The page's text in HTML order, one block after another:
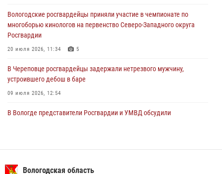
29 июля 2026, 09:08
Вологодские росгвардейцы приняли участие в чемпионате по
многоборью кинологов на первенство Северо-Западного округа
Росгвардии
20 июля 2026, 11:34 5
В Череповце росгвардейцы задержали нетрезвого мужчину,
устроившего дебош в баре
09 июля 2026, 12:54
В Вологде представители Росгвардии и УМВД обсудили
стрельбуВологодская область